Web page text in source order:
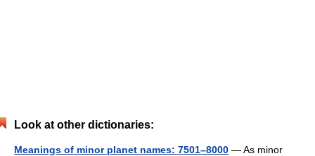
Look at other dictionaries:
Meanings of minor planet names: 7501–8000 — As minor